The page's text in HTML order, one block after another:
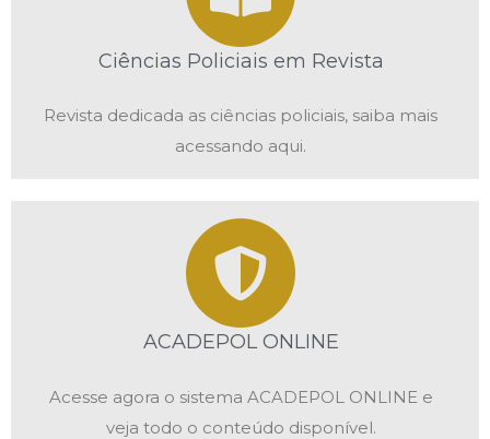
Ciências Policiais em Revista
Revista dedicada as ciências policiais, saiba mais
acessando aqui.
ACADEPOL ONLINE
Acesse agora o sistema ACADEPOL ONLINE e
veja todo o conteúdo disponível.